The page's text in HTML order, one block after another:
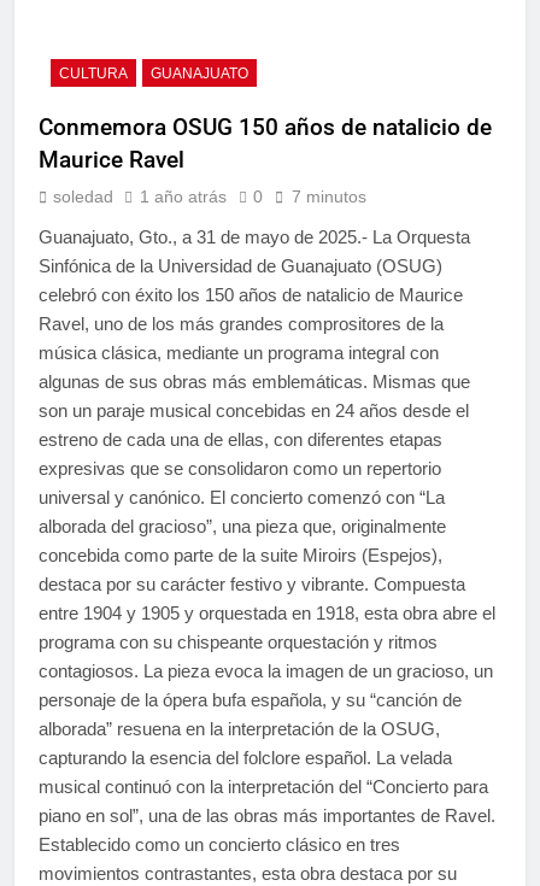
CULTURA GUANAJUATO
Conmemora OSUG 150 años de natalicio de
Maurice Ravel
soledad 1 año atrás 0 7 minutos
Guanajuato, Gto., a 31 de mayo de 2025.- La Orquesta
Sinfónica de la Universidad de Guanajuato (OSUG)
celebró con éxito los 150 años de natalicio de Maurice
Ravel, uno de los más grandes comprositores de la
música clásica, mediante un programa integral con
algunas de sus obras más emblemáticas. Mismas que
son un paraje musical concebidas en 24 años desde el
estreno de cada una de ellas, con diferentes etapas
expresivas que se consolidaron como un repertorio
universal y canónico. El concierto comenzó con “La
alborada del gracioso”, una pieza que, originalmente
concebida como parte de la suite Miroirs (Espejos),
destaca por su carácter festivo y vibrante. Compuesta
entre 1904 y 1905 y orquestada en 1918, esta obra abre el
programa con su chispeante orquestación y ritmos
contagiosos. La pieza evoca la imagen de un gracioso, un
personaje de la ópera bufa española, y su “canción de
alborada” resuena en la interpretación de la OSUG,
capturando la esencia del folclore español. La velada
musical continuó con la interpretación del “Concierto para
piano en sol”, una de las obras más importantes de Ravel.
Establecido como un concierto clásico en tres
movimientos contrastantes, esta obra destaca por su